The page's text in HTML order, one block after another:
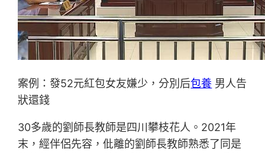
案例：發52元紅包女友嫌少，分別后包養 男人告
狀還錢
30多歲的劉師長教師是四川攀枝花人。2021年
末，經伴侶先容，仳離的劉師長教師熟悉了同是